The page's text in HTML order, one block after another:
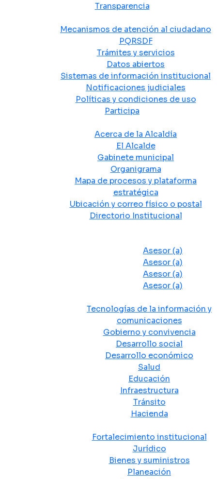
Transparencia
Mecanismos de atención al ciudadano
PQRSDF
Trámites y servicios
Datos abiertos
Sistemas de información institucional
Notificaciones judiciales
Políticas y condiciones de uso
Participa
Acerca de la Alcaldía
El Alcalde
Gabinete municipal
Organigrama
Mapa de procesos y plataforma
estratégica
Ubicación y correo físico o postal
Directorio Institucional
Asesor (a)
Asesor (a)
Asesor (a)
Asesor (a)
Tecnologías de la información y
comunicaciones
Gobierno y convivencia
Desarrollo social
Desarrollo económico
Salud
Educación
Infraestructura
Tránsito
Hacienda
Fortalecimiento institucional
Jurídico
Bienes y suministros
Planeación